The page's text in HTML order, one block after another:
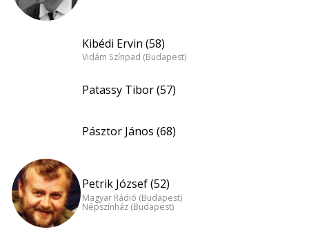
Kibédi Ervin (58)
Vidám Színpad (Budapest)
Patassy Tibor (57)
Pásztor János (68)
Petrik József (52)
Magyar Rádió (Budapest)
Népszínház (Budapest)